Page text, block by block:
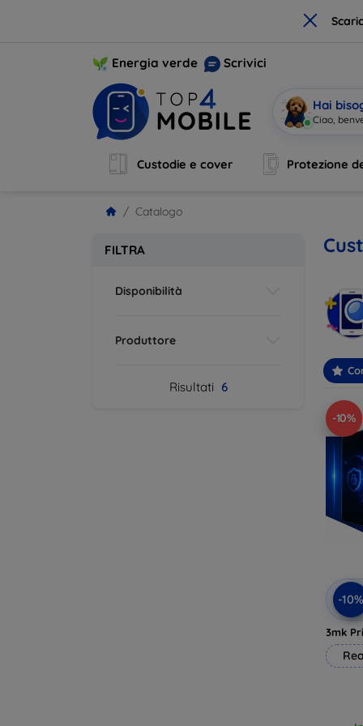
×
Energia verde Scrivici
Hai
S|
Custodie e cover Protezione
Catalogo
FILTRA
Disponibilità
Produttore
Risultati 6
-10%
-10%
3mk